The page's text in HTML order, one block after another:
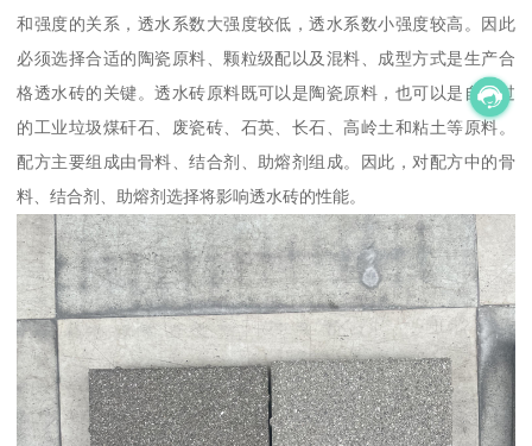
和强度的关系，透水系数大强度较低，透水系数小强度较高。因此
必须选择合适的陶瓷原料、颗粒级配以及混料、成型方式是生产合
格透水砖的关键。透水砖原料既可以是陶瓷原料，也可以是自燃过
的工业垃圾煤矸石、废瓷砖、石英、长石、高岭土和粘土等原料。
配方主要组成由骨料、结合剂、助熔剂组成。因此，对配方中的骨
料、结合剂、助熔剂选择将影响透水砖的性能。